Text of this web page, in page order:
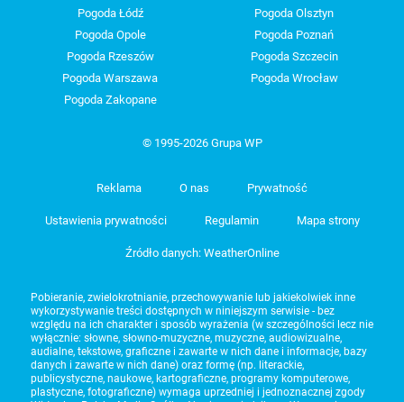
Pogoda Łódź
Pogoda Olsztyn
Pogoda Opole
Pogoda Poznań
Pogoda Rzeszów
Pogoda Szczecin
Pogoda Warszawa
Pogoda Wrocław
Pogoda Zakopane
© 1995-2026 Grupa WP
Reklama O nas Prywatność
Ustawienia prywatności Regulamin Mapa strony
Źródło danych: WeatherOnline
Pobieranie, zwielokrotnianie, przechowywanie lub jakiekolwiek inne
wykorzystywanie treści dostępnych w niniejszym serwisie - bez
względu na ich charakter i sposób wyrażenia (w szczególności lecz nie
wyłącznie: słowne, słowno-muzyczne, muzyczne, audiowizualne,
audialne, tekstowe, graficzne i zawarte w nich dane i informacje, bazy
danych i zawarte w nich dane) oraz formę (np. literackie,
publicystyczne, naukowe, kartograficzne, programy komputerowe,
plastyczne, fotograficzne) wymaga uprzedniej i jednoznacznej zgody